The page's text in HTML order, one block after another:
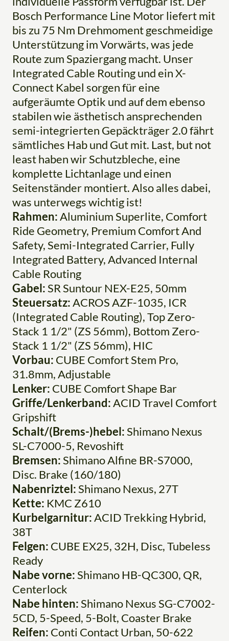
Bosch Performance Line Motor liefert mit
bis zu 75 Nm Drehmoment geschmeidige
Unterstützung im Vorwärts, was jede
Route zum Spaziergang macht. Unser
Integrated Cable Routing und ein X-
Connect Kabel sorgen für eine
aufgeräumte Optik und auf dem ebenso
stabilen wie ästhetisch ansprechenden
semi-integrierten Gepäckträger 2.0 fährt
sämtliches Hab und Gut mit. Last, but not
least haben wir Schutzbleche, eine
komplette Lichtanlage und einen
Seitenständer montiert. Also alles dabei,
was unterwegs wichtig ist!
Rahmen:Aluminium Superlite, Comfort
Ride Geometry, Premium Comfort And
Safety, Semi-Integrated Carrier, Fully
Integrated Battery, Advanced Internal
Cable Routing
Gabel:SR Suntour NEX-E25, 50mm
Steuersatz:ACROS AZF-1035, ICR
(Integrated Cable Routing), Top Zero-
Stack 1 1/2" (ZS 56mm), Bottom Zero-
Stack 1 1/2" (ZS 56mm), HIC
Vorbau: CUBE Comfort Stem Pro,
31.8mm, Adjustable
Lenker: CUBE Comfort Shape Bar
Griffe/Lenkerband:ACID Travel Comfort
Gripshift
Schalt/(Brems-)hebel:Shimano Nexus
SL-C7000-5, Revoshift
Bremsen:Shimano Alfine BR-S7000,
Disc. Brake (160/180)
Nabenriztel:Shimano Nexus, 27T
Kette: KMC Z610
Kurbelgarnitur:ACID Trekking Hybrid,
38T
Felgen: CUBE EX25, 32H, Disc, Tubeless
Ready
Nabe vorne:Shimano HB-QC300, QR,
Centerlock
Nabe hinten:Shimano Nexus SG-C7002-
5CD, 5-Speed, 5-Bolt, Coaster Brake
Reifen: Conti Contact Urban, 50-622